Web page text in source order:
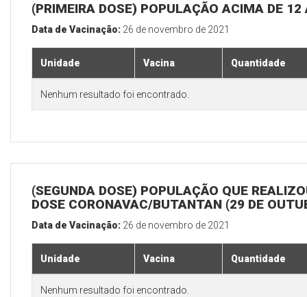
(PRIMEIRA DOSE) POPULAÇÃO ACIMA DE 12
Data de Vacinação: 26 de novembro de 2021
Unidade Vacina Quantidade
Nenhum resultado foi encontrado.
(SEGUNDA DOSE) POPULAÇÃO QUE
DOSE CORONAVAC/BUTANTAN (29 DE
Data de Vacinação: 26 de novembro de 2021
Unidade Vacina Quantidade
Nenhum resultado foi encontrado.